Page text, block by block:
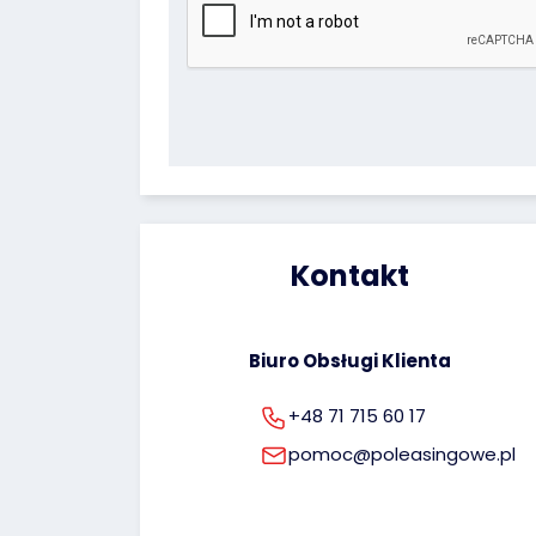
uprawnienie do cofnięcia zgody na ich
Twoich danych osobowych możesz
Kontakt
Biuro Obsługi Klienta
+48 71 715 60 17
pomoc@poleasingowe.pl